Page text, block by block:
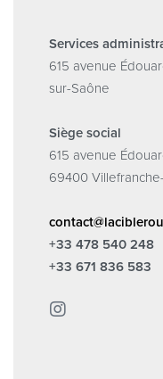
Services
615 avenue
sur-Saône
Siège social
615 avenue
69400
+33 478 540 248
+33 671 836 583